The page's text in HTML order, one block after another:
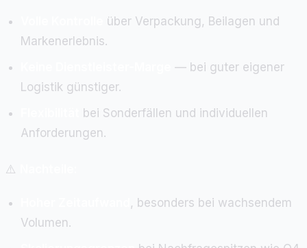
über Verpackung, Beilagen und
Markenerlebnis.
— bei guter eigener
Logistik günstiger.
bei Sonderfällen und individuellen
Anforderungen.
⚠️
, besonders bei wachsendem
Volumen.